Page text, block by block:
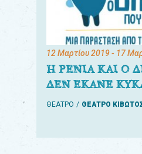
12 Μαρτίου 2019- 17
Η ΡΕΝΙΑ ΚΑΙ Ο
ΔΕΝ ΕΚΑΝΕ
ΘΕΑΤΡΟ ΘΕΑΤΡΟ